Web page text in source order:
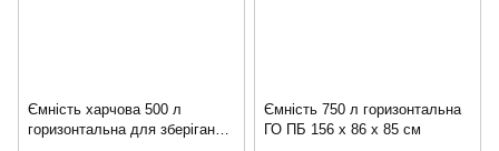
Ємність харчова 500 л
горизонтальна для зберігання
Ємність 750 л горизонтальна
ГО ПБ 156 x 86 x 85 см